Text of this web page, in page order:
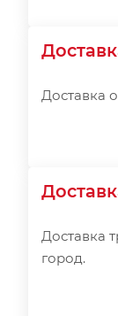
Доставка
Доставка
город.